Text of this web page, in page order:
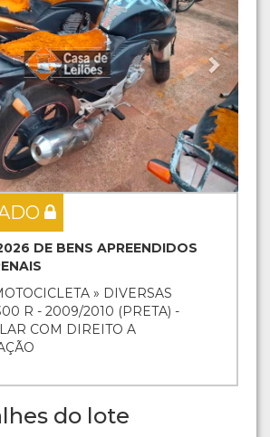
DE BENS APREENDIDOS
» DIVERSAS
R - 2009/2010 (PRETA) -
COM DIREITO A
do lote